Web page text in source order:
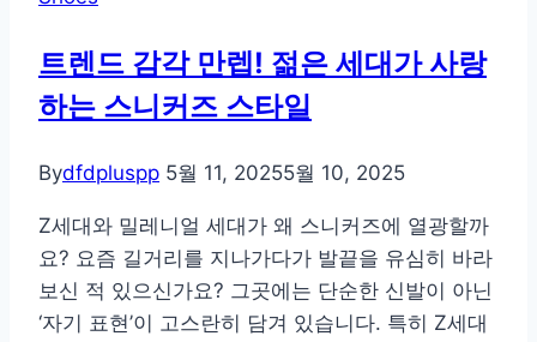
험
한
내
속
세
균
이
트렌드 감각 만렙! 젊은 세대가 사랑
하는 스니커즈 스타일
Bydfdpluspp 5월 11, 20255월 10, 2025
Z세대와 밀레니얼 세대가 왜 스니커즈에 열광할까
요? 요즘 길거리를 지나가다가 발끝을 유심히 바라
보신 적 있으신가요? 그곳에는 단순한 신발이 아닌
‘자기 표현’이 고스란히 담겨 있습니다. 특히 Z세대